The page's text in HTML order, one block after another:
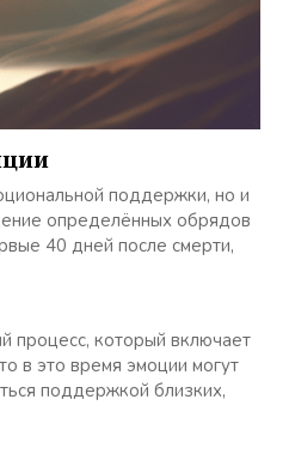
поддержки, но и
определённых обрядов
40 дней после смерти,
процесс, который включает
в это время эмоции могут
поддержкой близких,